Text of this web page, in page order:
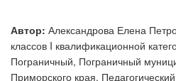
Автор: Александрова Елена
классов I квалификационной
Пограничный, Пограничный
Приморского края.